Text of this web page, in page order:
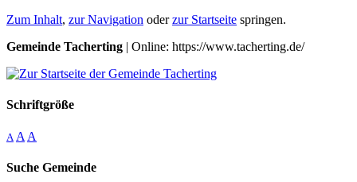
Zum Inhalt, zur Navigation oderzur Startseite springen.
Gemeinde Tacherting | Online: https://www.tacherting.de/
Schriftgröße
A A A
Suche Gemeinde